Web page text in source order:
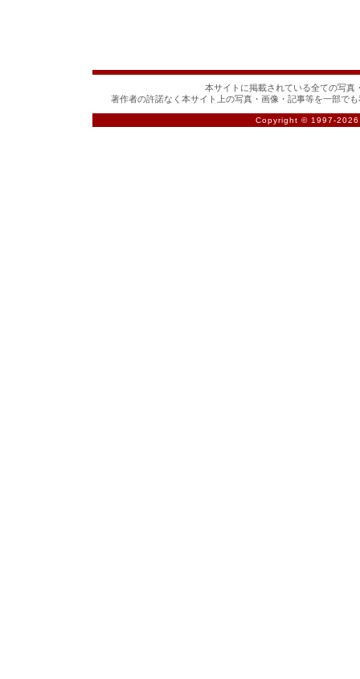
本サイトに掲載されている全ての写真
著作者の許諾なく本サイト上の写真・画像・記事等を一部で
Copyright © 1997-